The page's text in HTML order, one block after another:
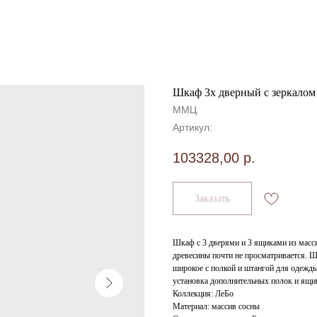
Шкаф 3х дверный с
ММЦ
Артикул:
103328,00 р.
Заказать
Шкаф с 3 дверями и 3 ящиками из
древесины почти не просматривается.
широкое с полкой и штангой для
установка дополнительных полок и
Коллекция: ЛеБо
Материал: массив сосны